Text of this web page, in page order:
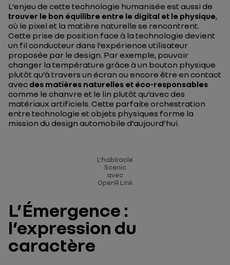
L’enjeu de cette technologie humanisée est aussi de
trouver le bon équilibre entre le digital et le physique,
où le pixel et la matière naturelle se rencontrent.
Cette prise de position face à la technologie devient
un fil conducteur dans l’expérience utilisateur
proposée par le design. Par exemple, pouvoir
changer la température grâce à un bouton physique
plutôt qu’à travers un écran ou encore être en contact
avec des matières naturelles et éco-responsables
comme le chanvre et le lin plutôt qu’avec des
matériaux artificiels. Cette parfaite orchestration
entre technologie et objets physiques forme la
mission du design automobile d’aujourd’hui.
L’habitacle
Scenic
avec
OpenR Link
L’Émergence :
l’expression du
caractère